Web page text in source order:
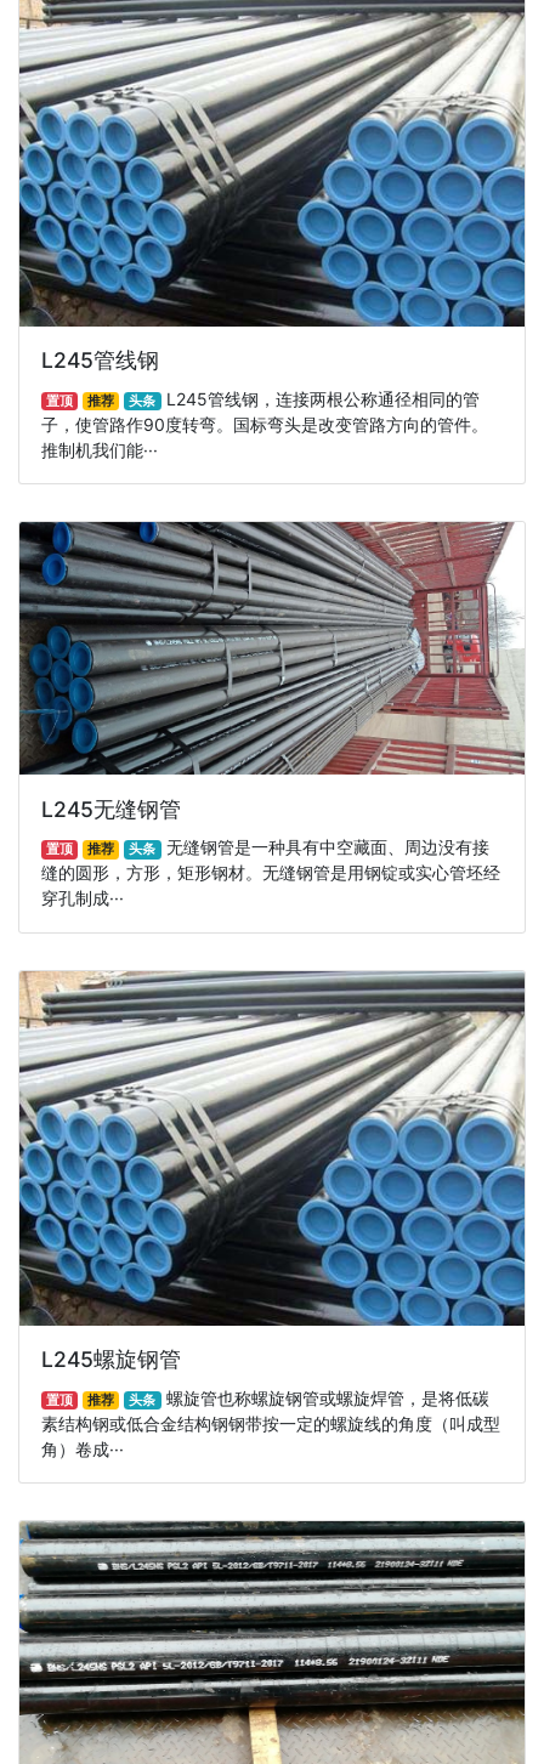
L245管线钢
置顶 推荐 头条 L245管线钢，连接两根公称通径相同的管
子，使管路作90度转弯。国标弯头是改变管路方向的管件。
推制机我们能···
L245无缝钢管
置顶 推荐 头条 无缝钢管是一种具有中空藏面、周边没有接
缝的圆形，方形，矩形钢材。无缝钢管是用钢锭或实心管坯经
穿孔制成···
L245螺旋钢管
置顶 推荐 头条 螺旋管也称螺旋钢管或螺旋焊管，是将低碳
素结构钢或低合金结构钢钢带按一定的螺旋线的角度（叫成型
角）卷成···